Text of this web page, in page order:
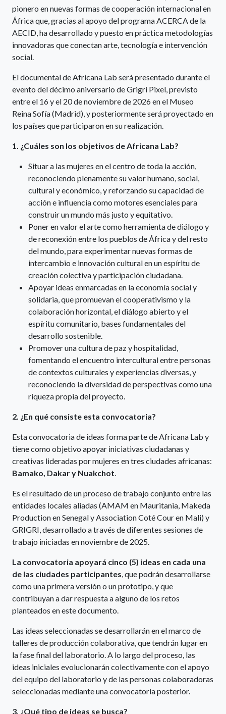
pionero en nuevas formas de cooperación internacional en
África que, gracias al apoyo del programa ACERCA de la
AECID, ha desarrollado y puesto en práctica metodologías
innovadoras que conectan arte, tecnología e intervención
social.
El documental de Africana Lab será presentado durante el
evento del décimo aniversario de Grigri Pixel, previsto
entre el 16 y el 20 de noviembre de 2026 en el Museo
Reina Sofía (Madrid), y posteriormente será proyectado en
los países que participaron en su realización.
1. ¿Cuáles son los objetivos de Africana Lab?
Situar a las mujeres en el centro de toda la acción,
reconociendo plenamente su valor humano, social,
cultural y económico, y reforzando su capacidad de
acción e influencia como motores esenciales para
construir un mundo más justo y equitativo.
Poner en valor el arte como herramienta de diálogo y
de reconexión entre los pueblos de África y del resto
del mundo, para experimentar nuevas formas de
intercambio e innovación cultural en un espíritu de
creación colectiva y participación ciudadana.
Apoyar ideas enmarcadas en la economía social y
solidaria, que promuevan el cooperativismo y la
colaboración horizontal, el diálogo abierto y el
espíritu comunitario, bases fundamentales del
desarrollo sostenible.
Promover una cultura de paz y hospitalidad,
fomentando el encuentro intercultural entre personas
de contextos culturales y experiencias diversas, y
reconociendo la diversidad de perspectivas como una
riqueza propia del proyecto.
2. ¿En qué consiste esta convocatoria?
Esta convocatoria de ideas forma parte de Africana Lab y
tiene como objetivo apoyar iniciativas ciudadanas y
creativas lideradas por mujeres en tres ciudades africanas:
Bamako, Dakar y Nuakchot.
Es el resultado de un proceso de trabajo conjunto entre las
entidades locales aliadas (AMAM en Mauritania, Makeda
Production en Senegal y Association Coté Cour en Mali) y
GRIGRI, desarrollado a través de diferentes sesiones de
trabajo iniciadas en noviembre de 2025.
La convocatoria apoyará cinco (5) ideas en cada una
de las ciudades participantes, que podrán desarrollarse
como una primera versión o un prototipo, y que
contribuyan a dar respuesta a alguno de los retos
planteados en este documento.
Las ideas seleccionadas se desarrollarán en el marco de
talleres de producción colaborativa, que tendrán lugar en
la fase final del laboratorio. A lo largo del proceso, las
ideas iniciales evolucionarán colectivamente con el apoyo
del equipo del laboratorio y de las personas colaboradoras
seleccionadas mediante una convocatoria posterior.
3. ¿Qué tipo de ideas se busca?